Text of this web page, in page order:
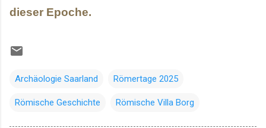
dieser Epoche.
Archäologie Saarland Römertage 2025
Römische Geschichte Römische Villa Borg